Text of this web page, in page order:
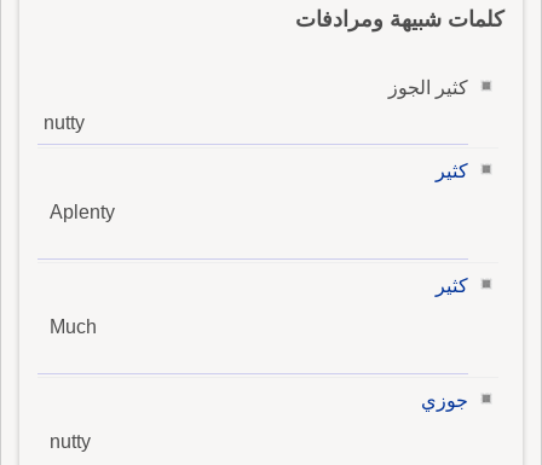
كلمات شبيهة ومرادفات
كثير الجوز
nutty
كثير
Aplenty
كثير
Much
جوزي
nutty